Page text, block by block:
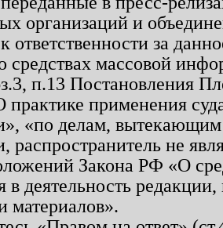
организаций и
ответственности за
средствах массовой
п.13 Постановления
практике применения
«по делам, вытекающим
распространитель не
Закона РФ «О
в деятельность
материалов».